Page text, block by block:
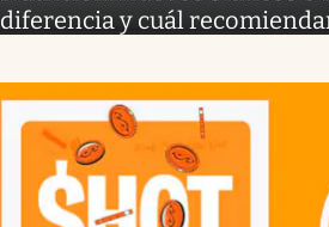
diferencia y cuál